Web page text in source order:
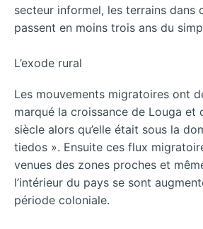
secteur informel, les terrains dans
passent en moins trois ans du
L’exode rural
Les mouvements migratoires ont
marqué la croissance de Louga et
siècle alors qu’elle était sous la
tiedos ». Ensuite ces flux
venues des zones proches et
l’intérieur du pays se sont
période coloniale.